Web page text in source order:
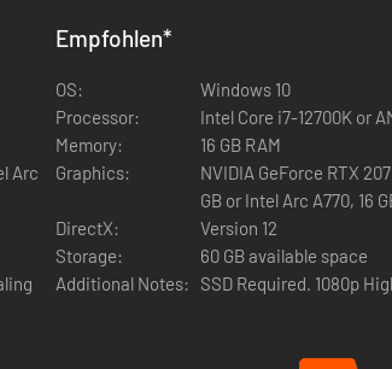
Arc
Empfohlen*
OS:
Windows 10
Processor:
Intel Core i7-12700K or
Memory:
16 GB RAM
Graphics:
NVIDIA GeForce RTX
GB or Intel Arc A770, 16
DirectX:
Version 12
Storage:
60 GB available space
Additional Notes:
SSD Required. 1080p